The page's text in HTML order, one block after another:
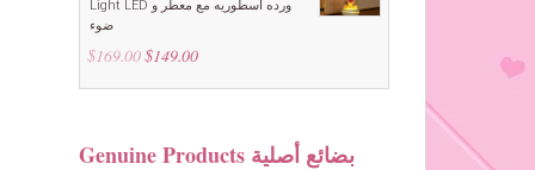
Light LED ورده اسطوريه مع معطر و
ضوء
$169.00 Original
was:
$149.00Current
is:
Genuine Products بضائع أصلية